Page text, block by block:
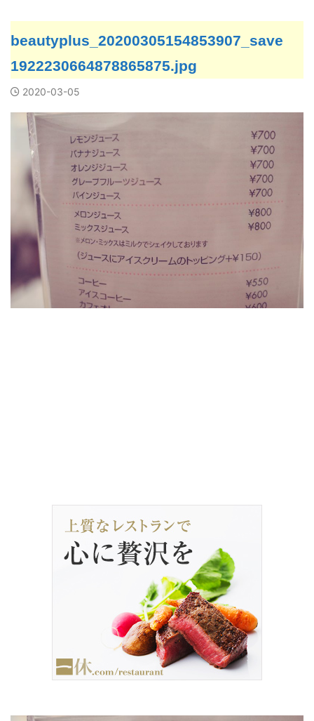
beautyplus_20200305154853907_save
1922230664878865875.jpg
2020-03-05